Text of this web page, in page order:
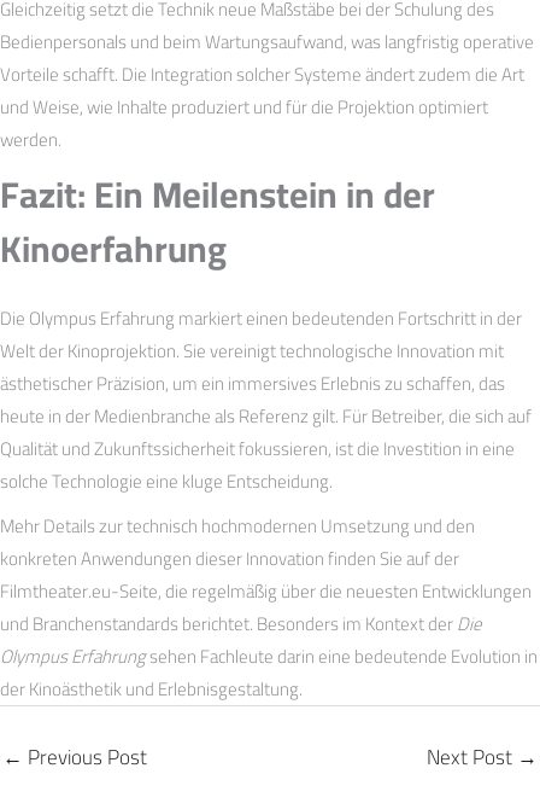
Gleichzeitig setzt die Technik neue Maßstäbe bei der Schulung des
Bedienpersonals und beim Wartungsaufwand, was langfristig operative
Vorteile schafft. Die Integration solcher Systeme ändert zudem die Art
und Weise, wie Inhalte produziert und für die Projektion optimiert
werden.
Fazit: Ein Meilenstein in der
Kinoerfahrung
Die Olympus Erfahrung markiert einen bedeutenden Fortschritt in der
Welt der Kinoprojektion. Sie vereinigt technologische Innovation mit
ästhetischer Präzision, um ein immersives Erlebnis zu schaffen, das
heute in der Medienbranche als Referenz gilt. Für Betreiber, die sich auf
Qualität und Zukunftssicherheit fokussieren, ist die Investition in eine
solche Technologie eine kluge Entscheidung.
Mehr Details zur technisch hochmodernen Umsetzung und den
konkreten Anwendungen dieser Innovation finden Sie auf der
Filmtheater.eu-Seite, die regelmäßig über die neuesten Entwicklungen
und Branchenstandards berichtet. Besonders im Kontext derDie
Olympus Erfahrungsehen Fachleute darin eine bedeutende Evolution in
der Kinoästhetik und Erlebnisgestaltung.
← Previous Post Next Post →